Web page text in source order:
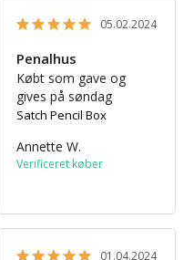
05.02.2024
Penalhus
Købt som gave og
gives på søndag
Satch Pencil Box
Annette W.
01.04.2024